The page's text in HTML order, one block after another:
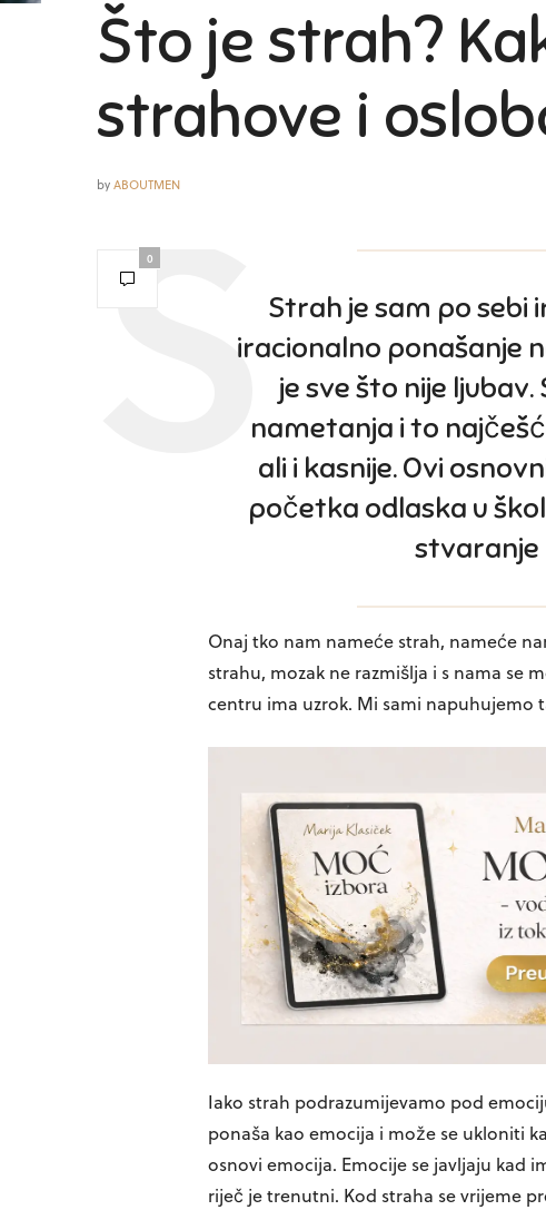
Što je strah?
strahove i
byABOUTMEN
0
Strah je sam po sebi
iracionalno ponašanje
je sve što nije
nametanja i to
ali i kasnije. Ovi
početka odlaska u
stvaranje
Onaj tko nam nameće strah, nameće
strahu, mozak ne razmišlja i s nama se
centru ima uzrok. Mi sami napuhujemo
Iako strah podrazumijevamo pod
ponaša kao emocija i može se ukloniti
osnovi emocija. Emocije se javljaju kad
riječ je trenutni. Kod straha se vrijeme